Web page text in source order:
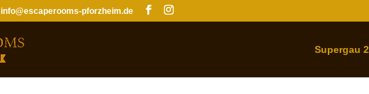
info@escaperooms-pforzheim.de
Supergau 2